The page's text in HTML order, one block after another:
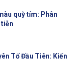
quỳ tím: Phân
tiễn
Tố Đầu Tiên: Kiến